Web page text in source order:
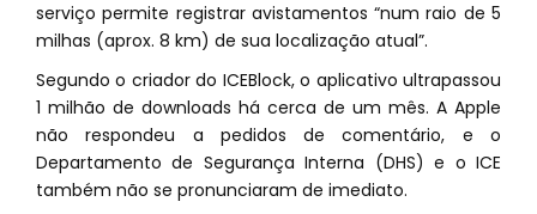
serviço permite registrar avistamentos “num raio de 5
milhas (aprox. 8 km) de sua localização atual”.
Segundo o criador do ICEBlock, o aplicativo ultrapassou
1 milhão de downloads há cerca de um mês. A Apple
não respondeu a pedidos de comentário, e o
Departamento de Segurança Interna (DHS) e o ICE
também não se pronunciaram de imediato.